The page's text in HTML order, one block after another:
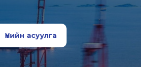
Үнийн асуулга